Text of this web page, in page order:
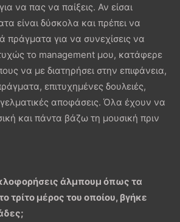
να πας να παίξεις. Αν είσαι
είναι δύσκολα και πρέπει να
πράγματα για να συνεχίσεις να
το management μου, κατάφερε
να με διατηρήσει στην επιφάνεια,
επιτυχημένες δουλειές,
αποφάσεις. Όλα έχουν να
και πάντα βάζω τη μουσική πριν
άλμπουμ όπως τα
το τρίτο μέρος του οποίου, βγήκε